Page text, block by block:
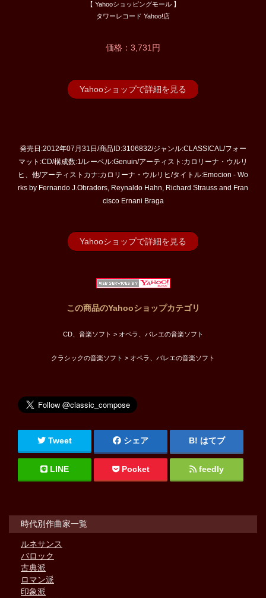
【 Yahooショッピングモール 】
タワーレコード Yahoo!店
価格：3,731円
Yahooショップで詳細を見る
発売日:2012年07月31日/商品ID:3106832/ジャンル:CLASSICAL/フォー
マット:CD/構成数:1/レーベル:Genuin/アーティスト:カロリーナ・ウルリ
ヒ、他/アーティストカナ:カロリーナ・ウルリヒ/タイトル:Emocion - Wo
rks by Fernando J.Obradors, Reynaldo Hahn, Richard Strauss and Fran
cisco Ernani Braga
Yahooショップで詳細を見る
この商品のYahooショップカテゴリ
CD、音楽ソフト > オペラ、バレエの音楽ソフト
クラシックの音楽ソフト > オペラ、バレエの音楽ソフト
Tweet シェア はてブ
LINE Pocket feedly
時代別作曲家一覧
ルネサンス
バロック
古典派
ロマン派
印象派